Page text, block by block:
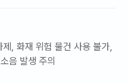
곳이 필요할 때,
편하고 부담스러울 때,
, 화재 위험 물건 사용 불가,
음 발생 주의